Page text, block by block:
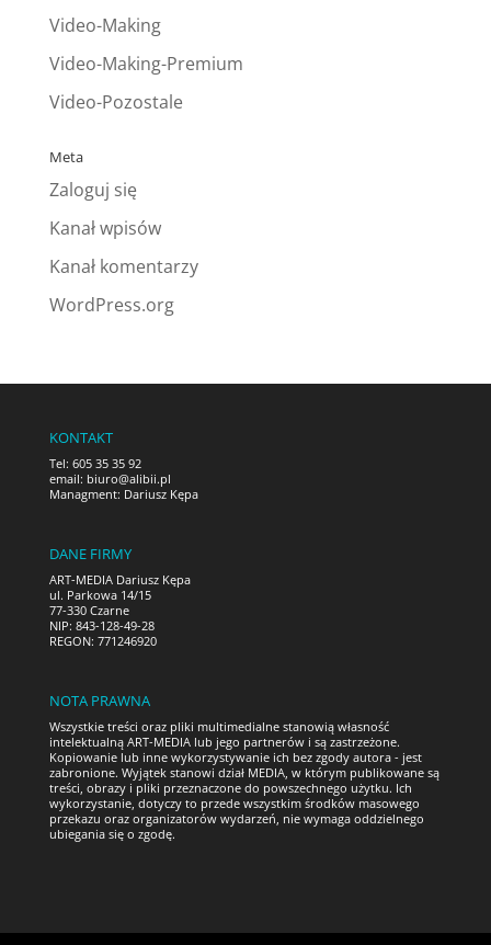
Video-Making
Video-Making-Premium
Video-Pozostale
Meta
Zaloguj się
Kanał wpisów
Kanał komentarzy
WordPress.org
KONTAKT
Tel: 605 35 35 92
email: biuro@alibii.pl
Managment: Dariusz Kępa
DANE FIRMY
ART-MEDIA Dariusz Kępa
ul. Parkowa 14/15
77-330 Czarne
NIP: 843-128-49-28
REGON: 771246920
NOTA PRAWNA
Wszystkie treści oraz pliki multimedialne stanowią własność
intelektualną ART-MEDIA lub jego partnerów i są zastrzeżone.
Kopiowanie lub inne wykorzystywanie ich bez zgody autora - jest
zabronione. Wyjątek stanowi dział MEDIA, w którym publikowane są
treści, obrazy i pliki przeznaczone do powszechnego użytku. Ich
wykorzystanie, dotyczy to przede wszystkim środków masowego
przekazu oraz organizatorów wydarzeń, nie wymaga oddzielnego
ubiegania się o zgodę.